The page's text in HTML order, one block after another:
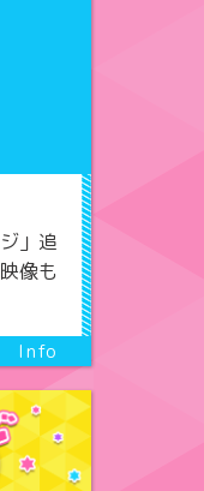
」追
像も